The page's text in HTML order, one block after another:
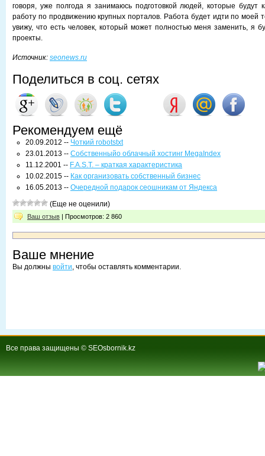
говоря, уже полгода я занимаюсь подготовкой людей, которые будут
работу по продвижению крупных порталов. Работа будет идти по моей
увижу, что есть человек, который может полностью меня заменить, я
проекты.
Источник: seonews.ru
Поделиться в соц. сетях
Рекомендуем ещё
20.09.2012 -- Чоткий robotstxt
23.01.2013 -- Собственныйо облачный хостинг MegaIndex
11.12.2001 -- F.A.S.T. – краткая характеристика
10.02.2015 -- Как организовать собственный бизнес
16.05.2013 -- Очередной подарок сеошникам от Яндекса
(Еще не оценили)
Ваш отзыв | Просмотров: 2 860
Ваше мнение
Вы должны войти, чтобы оставлять комментарии.
Все права защищены © SEOsbornik.kz